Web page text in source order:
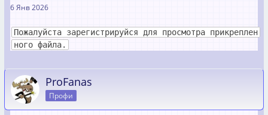
6 Янв 2026
Пожалуйста зарегистрируйся для просмотра прикреплен
ного файла.
ProFanas
Профи